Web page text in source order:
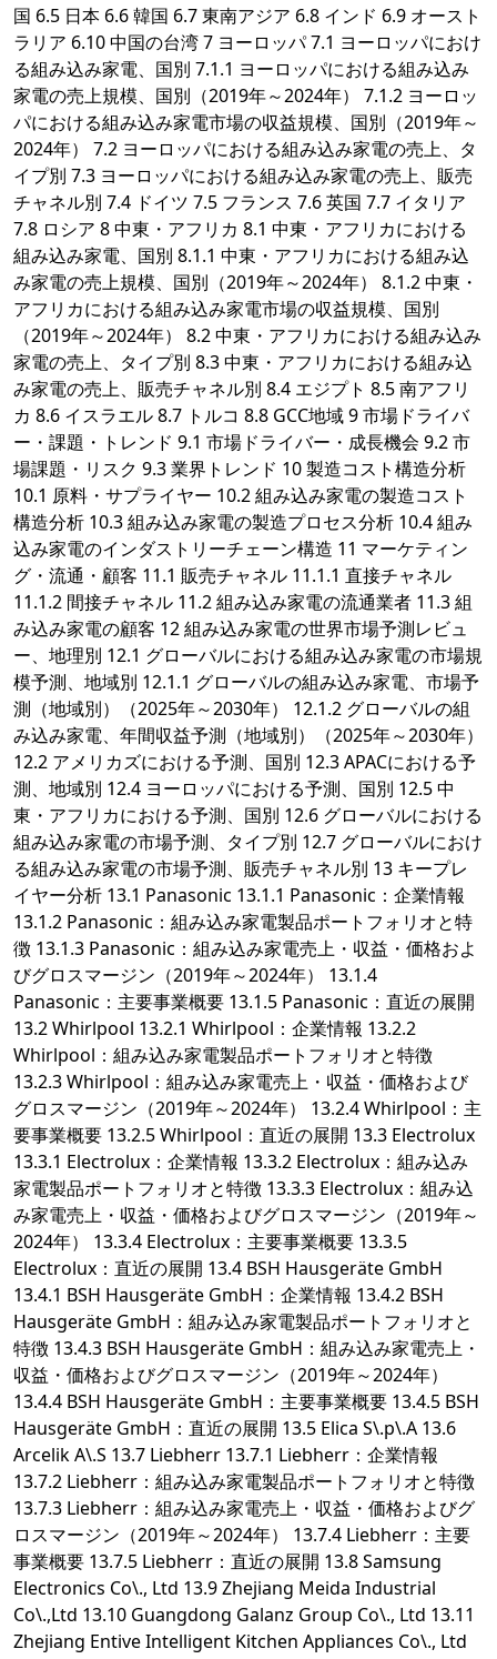
国 6.5 日本 6.6 韓国 6.7 東南アジア 6.8 インド 6.9 オースト
ラリア 6.10 中国の台湾 7 ヨーロッパ 7.1 ヨーロッパにおけ
る組み込み家電、国別 7.1.1 ヨーロッパにおける組み込み
家電の売上規模、国別（2019年～2024年） 7.1.2 ヨーロッ
パにおける組み込み家電市場の収益規模、国別（2019年～
2024年） 7.2 ヨーロッパにおける組み込み家電の売上、タ
イプ別 7.3 ヨーロッパにおける組み込み家電の売上、販売
チャネル別 7.4 ドイツ 7.5 フランス 7.6 英国 7.7 イタリア
7.8 ロシア 8 中東・アフリカ 8.1 中東・アフリカにおける
組み込み家電、国別 8.1.1 中東・アフリカにおける組み込
み家電の売上規模、国別（2019年～2024年） 8.1.2 中東・
アフリカにおける組み込み家電市場の収益規模、国別
（2019年～2024年） 8.2 中東・アフリカにおける組み込み
家電の売上、タイプ別 8.3 中東・アフリカにおける組み込
み家電の売上、販売チャネル別 8.4 エジプト 8.5 南アフリ
カ 8.6 イスラエル 8.7 トルコ 8.8 GCC地域 9 市場ドライバ
ー・課題・トレンド 9.1 市場ドライバー・成長機会 9.2 市
場課題・リスク 9.3 業界トレンド 10 製造コスト構造分析
10.1 原料・サプライヤー 10.2 組み込み家電の製造コスト
構造分析 10.3 組み込み家電の製造プロセス分析 10.4 組み
込み家電のインダストリーチェーン構造 11 マーケティン
グ・流通・顧客 11.1 販売チャネル 11.1.1 直接チャネル
11.1.2 間接チャネル 11.2 組み込み家電の流通業者 11.3 組
み込み家電の顧客 12 組み込み家電の世界市場予測レビュ
ー、地理別 12.1 グローバルにおける組み込み家電の市場規
模予測、地域別 12.1.1 グローバルの組み込み家電、市場予
測（地域別）（2025年～2030年） 12.1.2 グローバルの組
み込み家電、年間収益予測（地域別）（2025年～2030年）
12.2 アメリカズにおける予測、国別 12.3 APACにおける予
測、地域別 12.4 ヨーロッパにおける予測、国別 12.5 中
東・アフリカにおける予測、国別 12.6 グローバルにおける
組み込み家電の市場予測、タイプ別 12.7 グローバルにおけ
る組み込み家電の市場予測、販売チャネル別 13 キープレ
イヤー分析 13.1 Panasonic 13.1.1 Panasonic：企業情報
13.1.2 Panasonic：組み込み家電製品ポートフォリオと特
徴 13.1.3 Panasonic：組み込み家電売上・収益・価格およ
びグロスマージン（2019年～2024年） 13.1.4
Panasonic：主要事業概要 13.1.5 Panasonic：直近の展開
13.2 Whirlpool 13.2.1 Whirlpool：企業情報 13.2.2
Whirlpool：組み込み家電製品ポートフォリオと特徴
13.2.3 Whirlpool：組み込み家電売上・収益・価格および
グロスマージン（2019年～2024年） 13.2.4 Whirlpool：主
要事業概要 13.2.5 Whirlpool：直近の展開 13.3 Electrolux
13.3.1 Electrolux：企業情報 13.3.2 Electrolux：組み込み
家電製品ポートフォリオと特徴 13.3.3 Electrolux：組み込
み家電売上・収益・価格およびグロスマージン（2019年～
2024年） 13.3.4 Electrolux：主要事業概要 13.3.5
Electrolux：直近の展開 13.4 BSH Hausgeräte GmbH
13.4.1 BSH Hausgeräte GmbH：企業情報 13.4.2 BSH
Hausgeräte GmbH：組み込み家電製品ポートフォリオと
特徴 13.4.3 BSH Hausgeräte GmbH：組み込み家電売上・
収益・価格およびグロスマージン（2019年～2024年）
13.4.4 BSH Hausgeräte GmbH：主要事業概要 13.4.5 BSH
Hausgeräte GmbH：直近の展開 13.5 Elica S\.p\.A 13.6
Arcelik A\.S 13.7 Liebherr 13.7.1 Liebherr：企業情報
13.7.2 Liebherr：組み込み家電製品ポートフォリオと特徴
13.7.3 Liebherr：組み込み家電売上・収益・価格およびグ
ロスマージン（2019年～2024年） 13.7.4 Liebherr：主要
事業概要 13.7.5 Liebherr：直近の展開 13.8 Samsung
Electronics Co\., Ltd 13.9 Zhejiang Meida Industrial
Co\.,Ltd 13.10 Guangdong Galanz Group Co\., Ltd 13.11
Zhejiang Entive Intelligent Kitchen Appliances Co\., Ltd